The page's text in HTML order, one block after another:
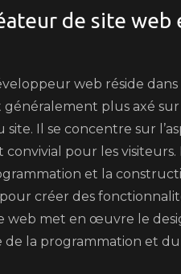
de site web
web réside dans
généralement plus axé
Il se concentre sur
pour les visiteurs.
et la
créer des
web met en œuvre le
la programmation et